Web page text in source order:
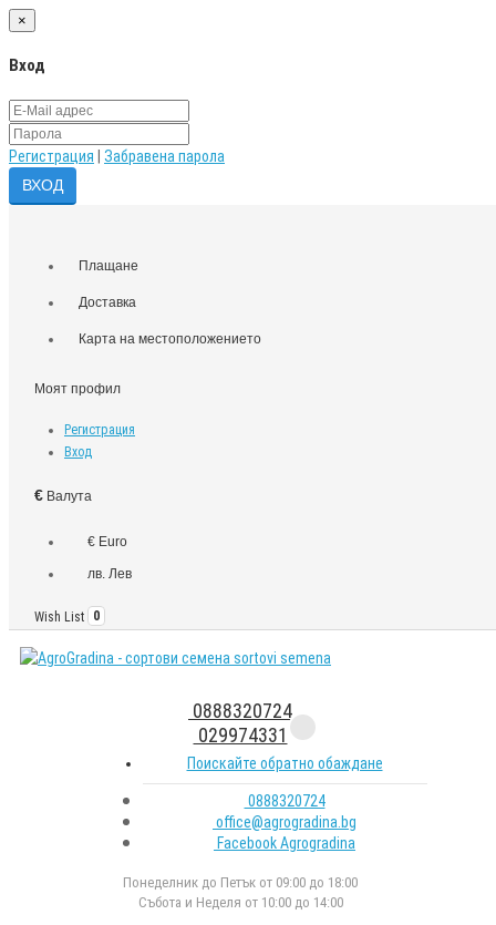
×
Вход
Регистрация Забравена парола
Плащане
Доставка
Карта на местоположението
Моят профил
Регистрация
Вход
€ Валута
€ Euro
лв. Лев
Wish List 0
0888320724
029974331
Поискайте обратно обаждане
0888320724
office@agrogradina.bg
Facebook Agrogradina
Понеделник до Петък от 09:00 до 18:00
Събота и Неделя от 10:00 до 14:00